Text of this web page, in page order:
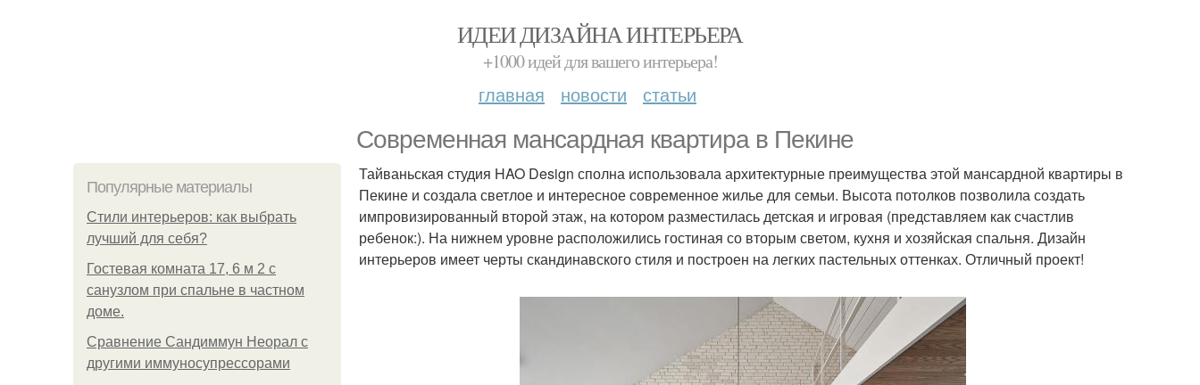
ИДЕИ ДИЗАЙНА ИНТЕРЬЕРА
+1000 идей для вашего интерьера!
главная новости статьи
Современная мансардная квартира в Пекине
Популярные материалы
Стили интерьеров: как выбрать
лучший для себя?
Гостевая комната 17, 6 м 2 с
санузлом при спальне в частном
доме.
Сравнение Сандиммун Неорал с
другими иммуносупрессорами
Тайваньская студия HAO Design сполна использовала архитектурные преимущества этой мансардной квартиры в
Пекине и создала светлое и интересное современное жилье для семьи. Высота потолков позволила создать
импровизированный второй этаж, на котором разместилась детская и игровая (представляем как счастлив
ребенок:). На нижнем уровне расположились гостиная со вторым светом, кухня и хозяйская спальня. Дизайн
интерьеров имеет черты скандинавского стиля и построен на легких пастельных оттенках. Отличный проект!